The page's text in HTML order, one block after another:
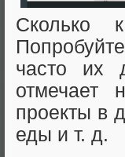
Сколько
часто их
отмечает
проекты в
еды и т. д.